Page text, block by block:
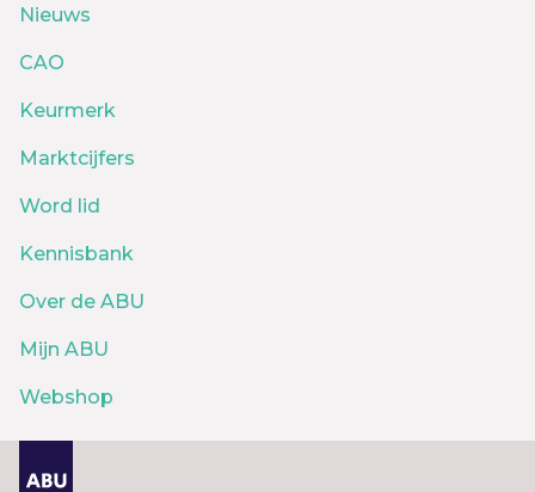
Nieuws
CAO
Keurmerk
Marktcijfers
Word lid
Kennisbank
Over de ABU
Mijn ABU
Webshop